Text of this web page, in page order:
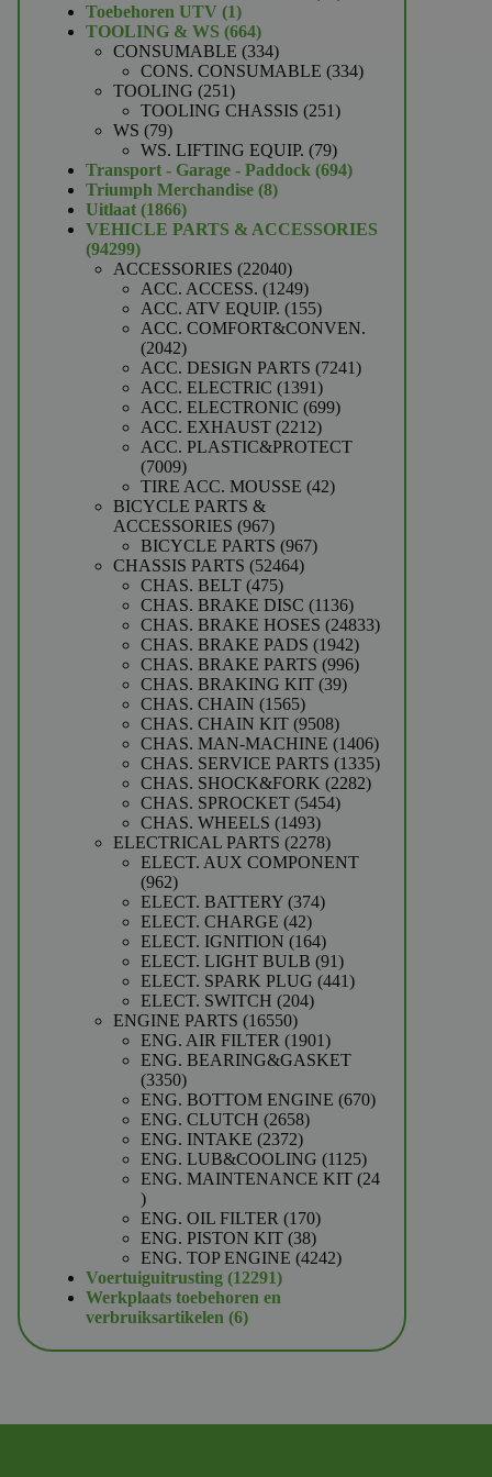
Toebehoren UTV 11
product
TOOLING & WS 664664
producten
CONSUMABLE 334334
producten
CONS. CONSUMABLE 334334
TOOLING 251251
producten
TOOLING CHASSIS 251251
WS 7979
producten
WS. LIFTING EQUIP. 7979
producten
Transport - Garage - Paddock 694694
Triumph Merchandise 88
Uitlaat 18661866
producten
VEHICLE PARTS & ACCESSORIES
9429994299
producten
ACCESSORIES 2204022040
producten
ACC. ACCESS. 12491249
producten
ACC. ATV EQUIP. 155155
producten
ACC. COMFORT&CONVEN.
20422042
producten
ACC. DESIGN PARTS 72417241
ACC. ELECTRIC 13911391
producten
ACC. ELECTRONIC 699699
ACC. EXHAUST 22122212
producten
ACC. PLASTIC&PROTECT
70097009
producten
TIRE ACC. MOUSSE 4242
BICYCLE PARTS &
ACCESSORIES 967967
producten
BICYCLE PARTS 967967
CHASSIS PARTS 5246452464
CHAS. BELT 475475
producten
CHAS. BRAKE DISC 11361136
producten
CHAS. BRAKE HOSES 2483324833
CHAS. BRAKE PADS 19421942
producten
CHAS. BRAKE PARTS 996996
CHAS. BRAKING KIT 3939
CHAS. CHAIN 15651565
producten
CHAS. CHAIN KIT 95089508
producten
CHAS. MAN-MACHINE 14061406
producten
CHAS. SERVICE PARTS 13351335
CHAS. SHOCK&FORK 22822282
CHAS. SPROCKET 54545454
CHAS. WHEELS 14931493
producten
ELECTRICAL PARTS 22782278
producten
ELECT. AUX COMPONENT
962962
producten
ELECT. BATTERY 374374
ELECT. CHARGE 4242
producten
ELECT. IGNITION 164164
producten
ELECT. LIGHT BULB 9191
producten
ELECT. SPARK PLUG 441441
ELECT. SWITCH 204204
ENGINE PARTS 1655016550
producten
ENG. AIR FILTER 19011901
producten
ENG. BEARING&GASKET
33503350
producten
ENG. BOTTOM ENGINE 670670
ENG. CLUTCH 26582658
ENG. INTAKE 23722372
producten
ENG. LUB&COOLING 11251125
producten
ENG. MAINTENANCE KIT 24
24
producten
ENG. OIL FILTER 170170
producten
ENG. PISTON KIT 3838
producten
ENG. TOP ENGINE 42424242
Voertuiguitrusting 1229112291
producten
Werkplaats toebehoren en
verbruiksartikelen 66